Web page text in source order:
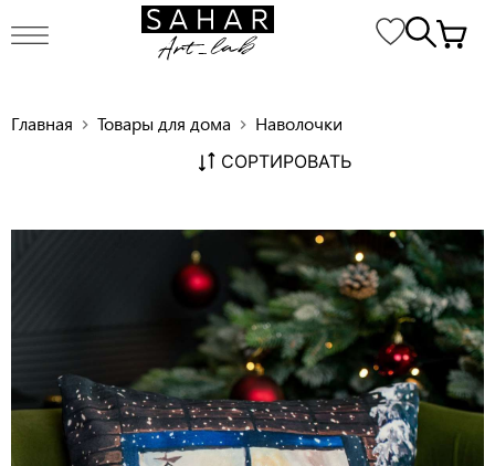
Главная chevron_right Товары для дома chevron_right Наволочки
Декоративная наволочка ANG015СОРТИРОВАТЬ